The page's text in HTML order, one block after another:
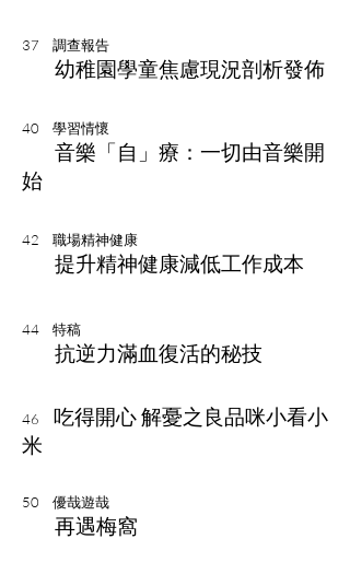
37 調查報告
幼稚園學童焦慮現況剖析發佈
40 學習情懷
音樂「自」療：一切由音樂開
始
42 職場精神健康
提升精神健康減低工作成本
44 特稿
抗逆力滿血復活的秘技
46
吃得開心 解憂之良品咪小看小
米
50 優哉遊哉
再遇梅窩